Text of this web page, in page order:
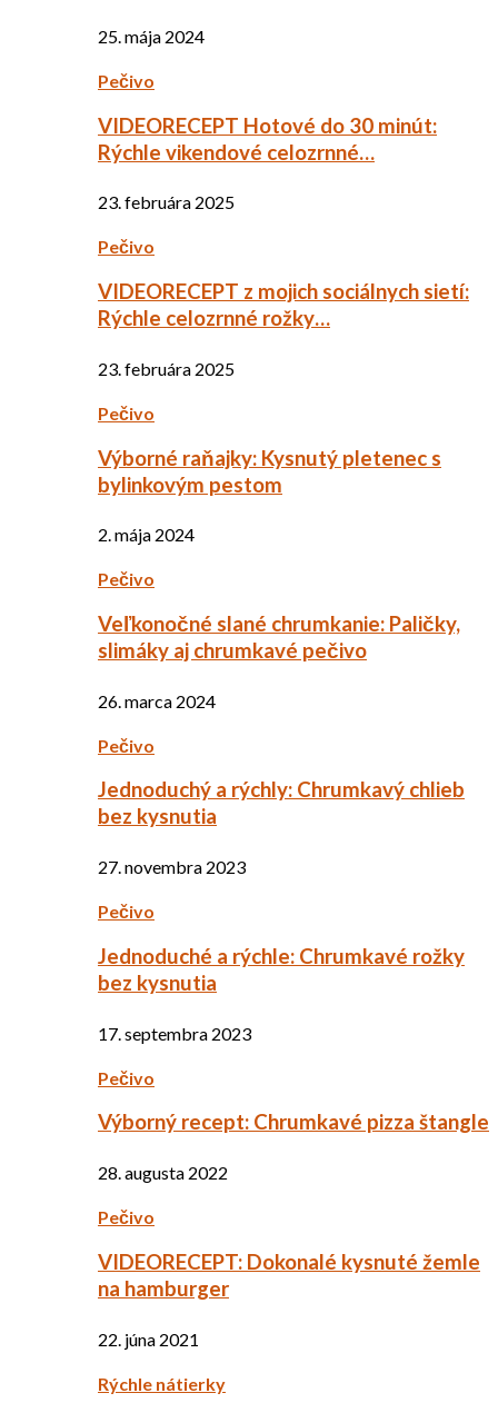
25. mája 2024
Pečivo
VIDEORECEPT Hotové do 30 minút:
Rýchle vikendové celozrnné…
23. februára 2025
Pečivo
VIDEORECEPT z mojich sociálnych sietí:
Rýchle celozrnné rožky…
23. februára 2025
Pečivo
Výborné raňajky: Kysnutý pletenec s
bylinkovým pestom
2. mája 2024
Pečivo
Veľkonočné slané chrumkanie: Paličky,
slimáky aj chrumkavé pečivo
26. marca 2024
Pečivo
Jednoduchý a rýchly: Chrumkavý chlieb
bez kysnutia
27. novembra 2023
Pečivo
Jednoduché a rýchle: Chrumkavé rožky
bez kysnutia
17. septembra 2023
Pečivo
Výborný recept: Chrumkavé pizza štangle
28. augusta 2022
Pečivo
VIDEORECEPT: Dokonalé kysnuté žemle
na hamburger
22. júna 2021
Rýchle nátierky